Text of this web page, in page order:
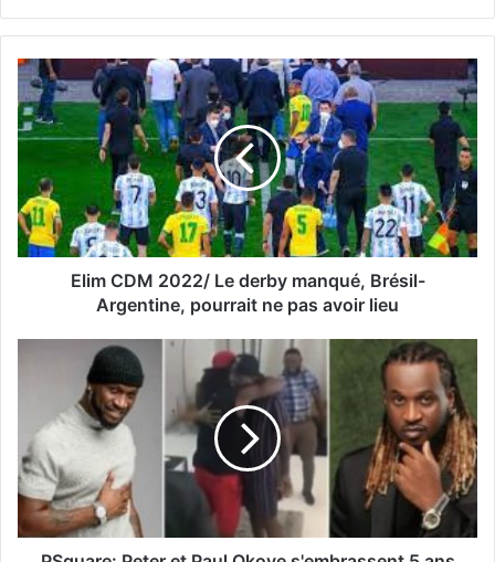
Elim CDM 2022/ Le derby manqué, Brésil-
Argentine, pourrait ne pas avoir lieu